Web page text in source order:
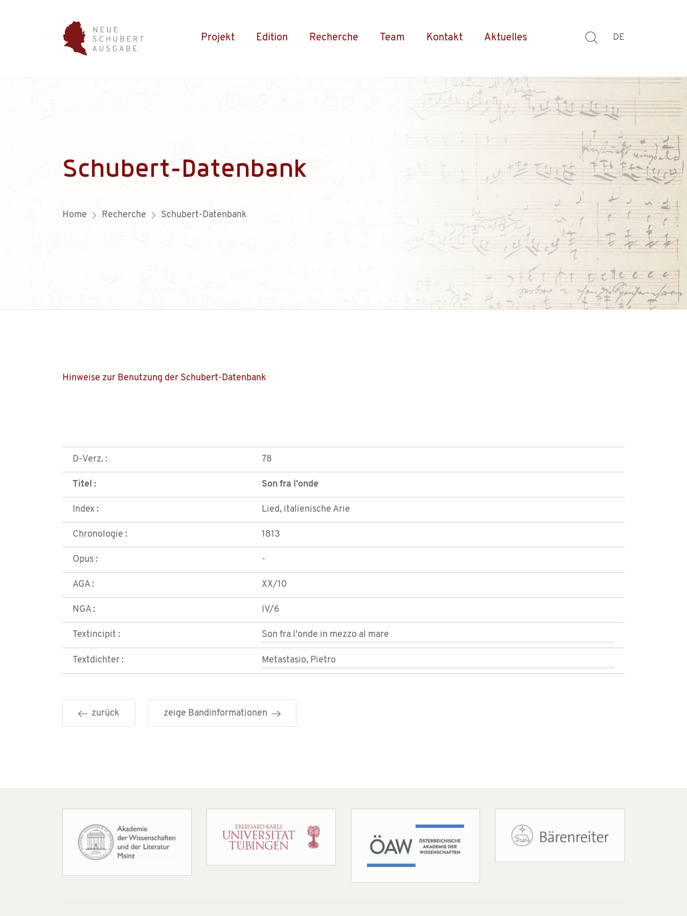
Projekt Edition Recherche Team Kontakt Aktuelles DE
Schubert-Datenbank
Home Recherche Schubert-Datenbank
Hinweise zur Benutzung der Schubert-Datenbank
D-Verz. : 78
Titel : Son fra l'onde
Index : Lied, italienische Arie
Chronologie : 1813
Opus : -
AGA : XX/10
NGA : IV/6
Textincipit : Son fra l'onde in mezzo al mare
Textdichter : Metastasio, Pietro
zurück zeige Bandinformationen